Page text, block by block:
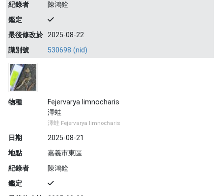
紀錄者
陳鴻銓
鑑定
最後修改於 2025-08-22
識別號
530698 (nid)
物種
Fejervarya limnocharis
澤蛙
澤蛙 Fejervarya limnocharis
日期
2025-08-21
地點
嘉義市東區
紀錄者
陳鴻銓
鑑定